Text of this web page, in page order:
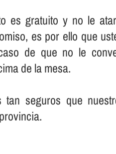
es gratuito y no le
es por ello que
de que no le
de la mesa.
tan seguros que